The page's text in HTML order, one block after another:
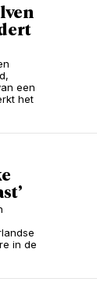
een
het
in de